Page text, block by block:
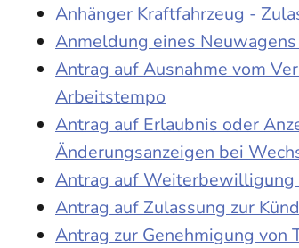
Anhänger Kraftfahrzeug -
Anmeldung eines
Antrag auf Ausnahme vom
Arbeitstempo
Antrag auf Erlaubnis oder
Änderungsanzeigen bei
Antrag auf
Antrag auf Zulassung zur
Antrag zur Genehmigung von